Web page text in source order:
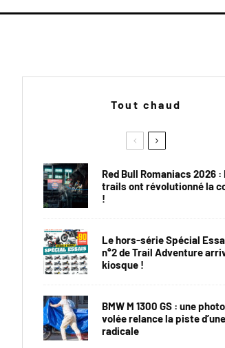
Tout chaud
Red Bull Romaniacs 2026 :
trails ont révolutionné la
!
Le hors-série Spécial
n°2 de Trail Adventure
kiosque !
BMW M 1300 GS : une photo
volée relance la piste
radicale